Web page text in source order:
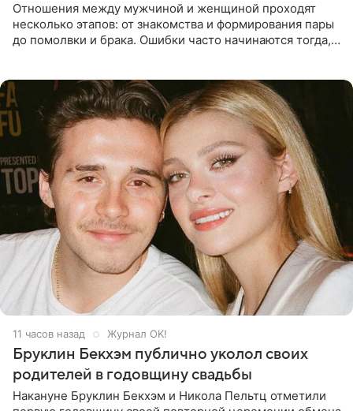
Отношения между мужчиной и женщиной проходят
несколько этапов: от знакомства и формирования пары
до помолвки и брака. Ошибки часто начинаются тогда,
11 часов назад Журнал OK!
Бруклин Бекхэм публично уколол своих
родителей в годовщину свадьбы
Накануне Бруклин Бекхэм и Никола Пельтц отметили